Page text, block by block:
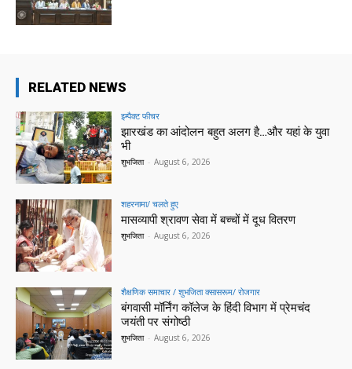
RELATED NEWS
इम्पैक्ट फीचर
झारखंड का आंदोलन बहुत अलग है…और यहां के युवा
भी
शुभजिता - August 6, 2026
शहरनामा/ चलते हुए
मासव्यापी श्रावण सेवा में बच्चों में दूध वितरण
शुभजिता - August 6, 2026
शैक्षणिक समाचार / शुभजिता क्सासरूम/ रोजगार
बंगवासी मॉर्निंग कॉलेज के हिंदी विभाग में प्रेमचंद
जयंती पर संगोष्ठी
शुभजिता - August 6, 2026